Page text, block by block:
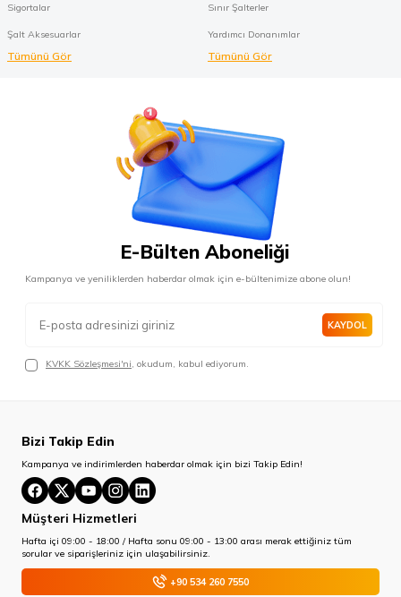
Sigortalar
Şalt Aksesuarlar
Tümünü Gör
Sınır Şalterler
Yardımcı Donanımlar
Tümünü Gör
E-Bülten Aboneliği
Kampanya ve yeniliklerden haberdar olmak için e-bültenimize abone olun!
KAYDOL
KVKK Sözleşmesi'ni, okudum, kabul ediyorum.
Bizi Takip Edin
Kampanya ve indirimlerden haberdar olmak için bizi Takip Edin!
Müşteri Hizmetleri
Hafta içi 09:00 - 18:00 / Hafta sonu 09:00 - 13:00 arası merak ettiğiniz tüm
sorular ve siparişleriniz için ulaşabilirsiniz.
+90 534 260 7550